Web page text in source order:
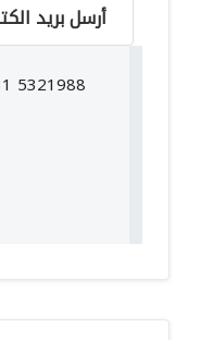
أرسل بريد
5321988